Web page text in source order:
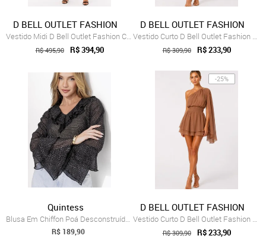
D BELL OUTLET FASHION
Vestido Midi D Bell Outlet Fashion Chiff...
R$ 495,90 R$ 394,90
D BELL OUTLET FASHION
Vestido Curto D Bell Outlet Fashion Chif...
R$ 309,90 R$ 233,90
Quintess
Blusa Em Chiffon Poá Desconstruído Quintess
R$ 189,90
-25%
D BELL OUTLET FASHION
Vestido Curto D Bell Outlet Fashion Chif...
R$ 309,90 R$ 233,90